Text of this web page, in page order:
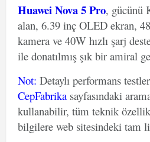
Huawei Nova 5 Pro, gücünü
alan, 6.39 inç OLED ekran,
kamera ve 40W hızlı şarj
ile donatılmış şık bir amiral
Not: Detaylı performans
CepFabrika sayfasındaki
kullanabilir, tüm teknik
bilgilere web sitesindeki tam